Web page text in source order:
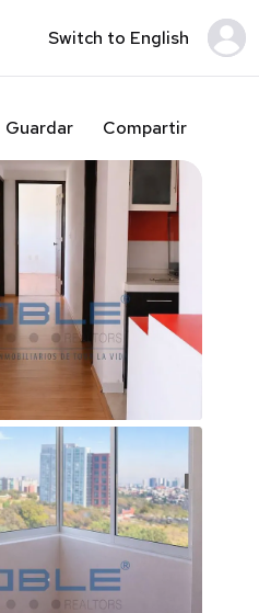
Switch to English
Guardar Compartir